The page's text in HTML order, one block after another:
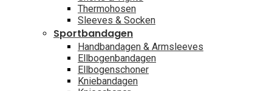
Thermohosen
Sleeves & Socken
Sportbandagen
Handbandagen & Armsleeves
Ellbogenbandagen
Ellbogenschoner
Kniebandagen